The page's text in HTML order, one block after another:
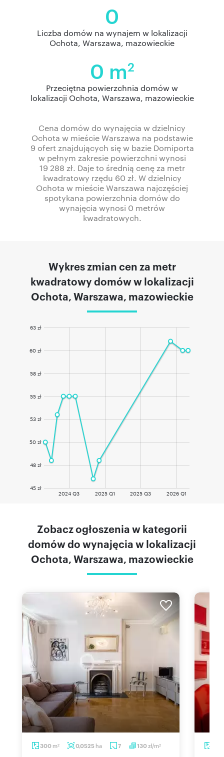
0
Liczba domów na wynajem w lokalizacji
Ochota, Warszawa, mazowieckie
0 m2
Przeciętna powierzchnia domów w
lokalizacji Ochota, Warszawa, mazowieckie
Cena domów do wynajęcia w dzielnicy
Ochota w mieście Warszawa na podstawie
9 ofert znajdujących się w bazie Domiporta
w pełnym zakresie powierzchni wynosi
19 288 zł. Daje to średnią cenę za metr
kwadratowy rzędu 60 zł. W dzielnicy
Ochota w mieście Warszawa najczęściej
spotykana powierzchnia domów do
wynajęcia wynosi 0 metrów
kwadratowych.
Wykres zmian cen za metr
kwadratowy domów w lokalizacji
Ochota, Warszawa, mazowieckie
2024 Q3 2025 Q1 2025 Q3 2026 Q1
45 zł
48 zł
50 zł
53 zł
55 zł
58 zł
60 zł
63 zł
Zobacz ogłoszenia w kategorii
domów do wynajęcia w lokalizacji
Ochota, Warszawa, mazowieckie
300 m2 0,0525 ha 7 130zł/m2